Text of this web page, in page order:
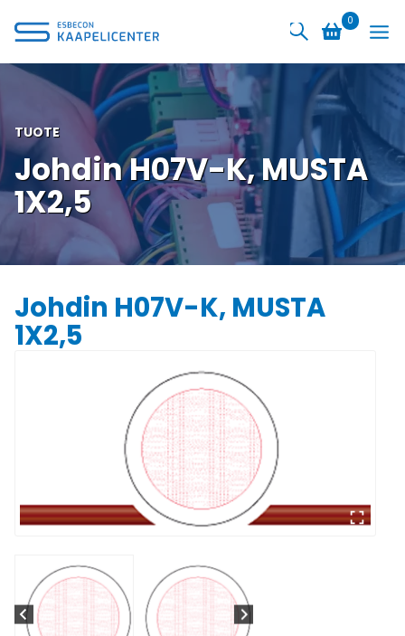
sisältöön
0
TUOTE
Johdin H07V-K, MUSTA
1X2,5
Johdin H07V-K, MUSTA
1X2,5